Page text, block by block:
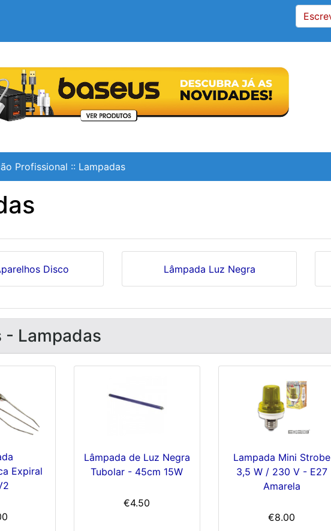
Profissional :: Lampadas
Disco Lâmpada Luz Negra
- Lampadas
Expiral
Lâmpada de Luz Negra
Tubolar - 45cm 15W
€4.50
Lampada Mini Strobe
3,5 W / 230 V - E27
Amarela
€8.00